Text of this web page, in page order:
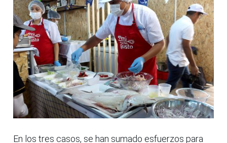
En los tres casos, se han sumado esfuerzos para